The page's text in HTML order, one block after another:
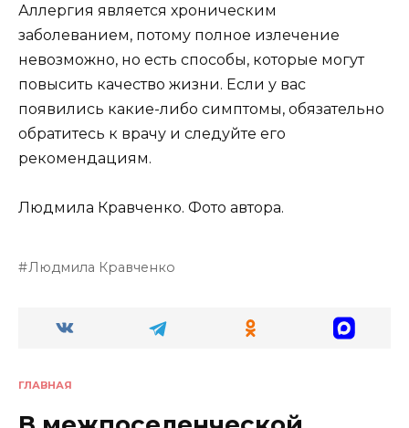
Аллергия является хроническим
заболеванием, потому полное излечение
невозможно, но есть способы, которые могут
повысить качество жизни. Если у вас
появились какие-либо симптомы, обязательно
обратитесь к врачу и следуйте его
рекомендациям.
Людмила Кравченко. Фото автора.
Людмила Кравченко
ГЛАВНАЯ